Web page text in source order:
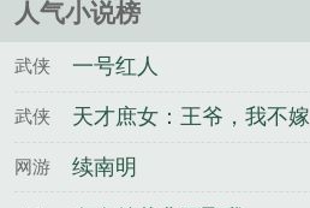
人气小说榜
武侠 一号红人
武侠 天才庶女：王爷，我不嫁
网游 续南明